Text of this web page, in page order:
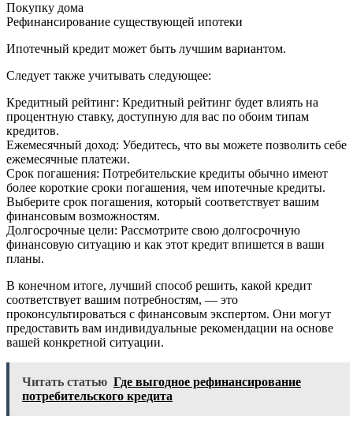
Покупку дома
Рефинансирование существующей ипотеки
Ипотечный кредит может быть лучшим вариантом.
Следует также учитывать следующее:
Кредитный рейтинг: Кредитный рейтинг будет влиять на
процентную ставку, доступную для вас по обоим типам
кредитов.
Ежемесячный доход: Убедитесь, что вы можете позволить себе
ежемесячные платежи.
Срок погашения: Потребительские кредиты обычно имеют
более короткие сроки погашения, чем ипотечные кредиты.
Выберите срок погашения, который соответствует вашим
финансовым возможностям.
Долгосрочные цели: Рассмотрите свою долгосрочную
финансовую ситуацию и как этот кредит впишется в ваши
планы.
В конечном итоге, лучший способ решить, какой кредит
соответствует вашим потребностям, — это
проконсультироваться с финансовым экспертом. Они могут
предоставить вам индивидуальные рекомендации на основе
вашей конкретной ситуации.
Читать статью Где выгодное рефинансирование
потребительского кредита